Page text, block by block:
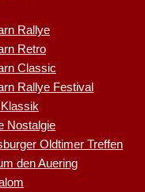
Rallye
Retro
Classic
Rallye Festival
Nostalgie
Oldtimer Treffen
den Auering